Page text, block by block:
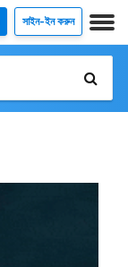
সাইন-ইন করুন